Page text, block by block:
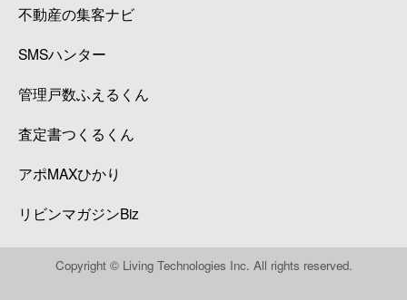
不動産の集客ナビ
SMSハンター
管理戸数ふえるくん
査定書つくるくん
アポMAXひかり
リビンマガジンBiz
Copyright © Living Technologies Inc. All rights reserved.